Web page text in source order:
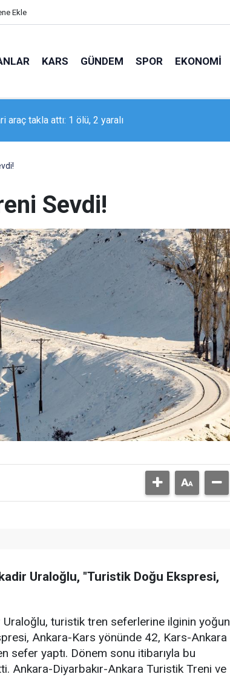
Ekle
KARS GÜNDEM SPOR EKONOMI
otomobiller çarpıştı: 1 yaralı
Sevdi!
Uraloğlu, "Turistik Doğu Ekspresi,
Uraloğlu, turistik tren seferlerine ilginin yoğun
Ankara-Kars yönünde 42, Kars-Ankara
yaptı. Dönem sonu itibarıyla bu
Ankara-Diyarbakır-Ankara Turistik Treni ve